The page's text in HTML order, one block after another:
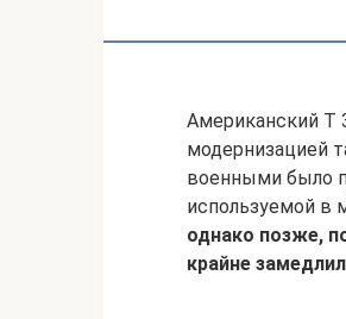
Американский Т
модернизацией
военными было
используемой в
однако позже,
крайне